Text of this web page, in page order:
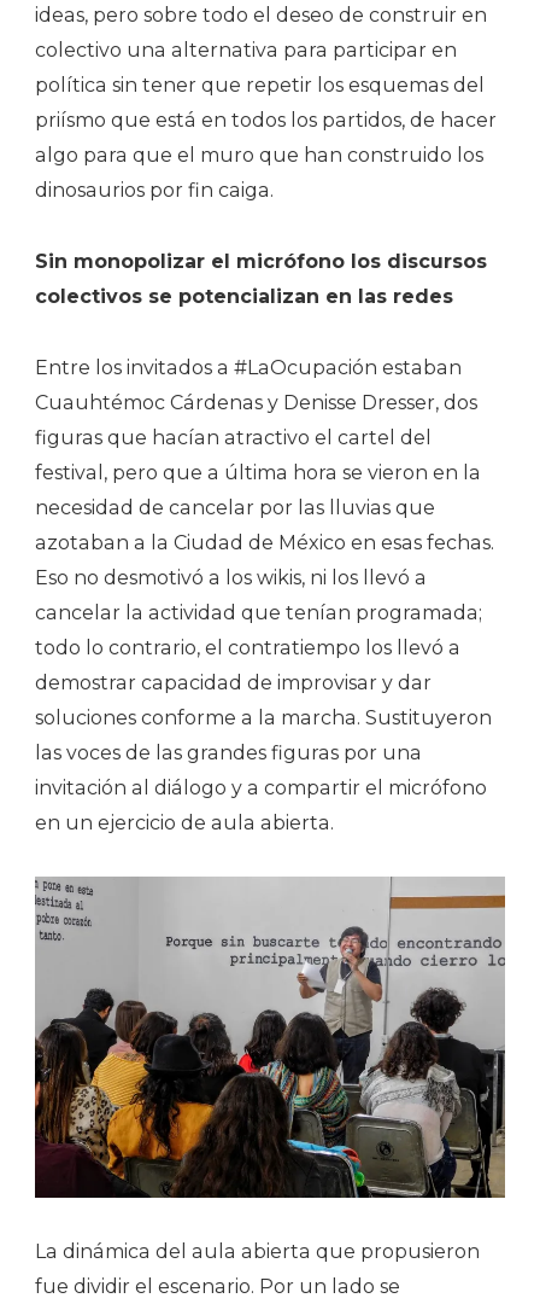
ideas, pero sobre todo el deseo de construir en
colectivo una alternativa para participar en
política sin tener que repetir los esquemas del
priísmo que está en todos los partidos, de hacer
algo para que el muro que han construido los
dinosaurios por fin caiga.
Sin monopolizar el micrófono los discursos
colectivos se potencializan en las redes
Entre los invitados a #LaOcupación estaban
Cuauhtémoc Cárdenas y Denisse Dresser, dos
figuras que hacían atractivo el cartel del
festival, pero que a última hora se vieron en la
necesidad de cancelar por las lluvias que
azotaban a la Ciudad de México en esas fechas.
Eso no desmotivó a los wikis, ni los llevó a
cancelar la actividad que tenían programada;
todo lo contrario, el contratiempo los llevó a
demostrar capacidad de improvisar y dar
soluciones conforme a la marcha. Sustituyeron
las voces de las grandes figuras por una
invitación al diálogo y a compartir el micrófono
en un ejercicio de aula abierta.
La dinámica del aula abierta que propusieron
fue dividir el escenario. Por un lado se